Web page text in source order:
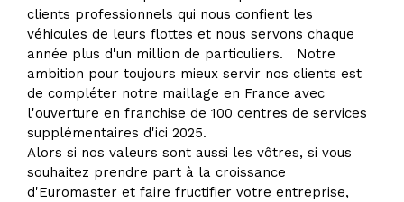
clients professionnels qui nous confient les
véhicules de leurs flottes et nous servons chaque
année plus d'un million de particuliers. Notre
ambition pour toujours mieux servir nos clients est
de compléter notre maillage en France avec
l'ouverture en franchise de 100 centres de services
supplémentaires d'ici 2025.
Alors si nos valeurs sont aussi les vôtres, si vous
souhaitez prendre part à la croissance
d'Euromaster et faire fructifier votre entreprise,